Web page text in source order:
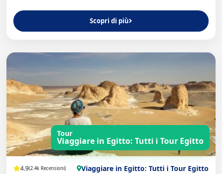
Scopri di più
Tour
Viaggiare in Egitto: Tutti i Tour Egitto
4.9(2.4k Recensioni) Viaggiare in Egitto: Tutti i Tour Egitto